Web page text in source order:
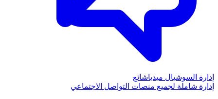
إدارة السوشيال ميدياشائع
إدارة شاملة لجميع منصات التواصل الاجتماعي